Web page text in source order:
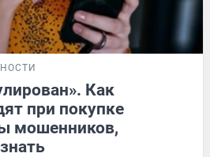
Как
при покупке
мошенников,